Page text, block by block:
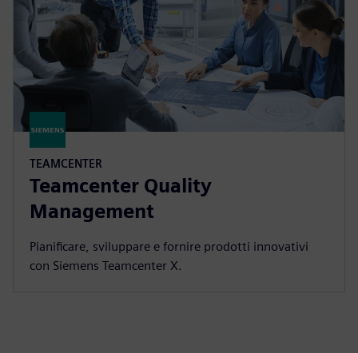
TEAMCENTER
Teamcenter Quality
Management
Pianificare, sviluppare e fornire prodotti innovativi
con Siemens Teamcenter X.